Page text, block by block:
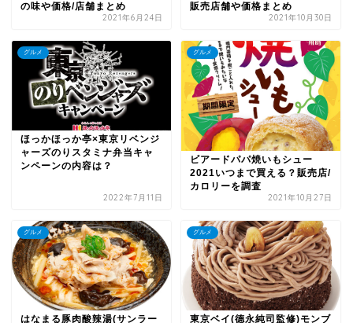
の味や価格/店舗まとめ
2021年6月24日
販売店舗や価格まとめ
2021年10月30日
グルメ
ほっかほっか亭×東京リベンジ
ャーズのりスタミナ弁当キャ
ンペーンの内容は？
2022年7月11日
グルメ
ビアードパパ焼いもシュー
2021いつまで買える？販売店/
カロリーを調査
2021年10月27日
グルメ
はなまる豚肉酸辣湯(サンラー
グルメ
東京ベイ(德永純司監修)モンブ